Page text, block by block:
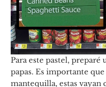
Para este pastel,
papas. Es importante
mantequilla, estas vayan